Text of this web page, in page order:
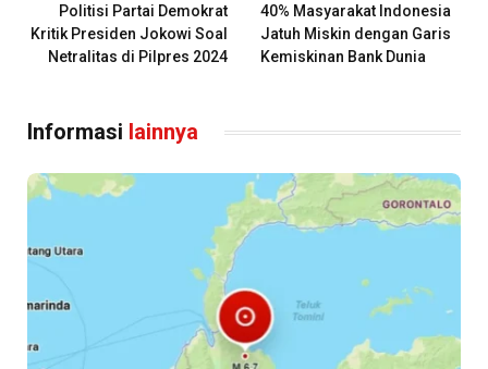
Politisi Partai Demokrat
Kritik Presiden Jokowi Soal
Netralitas di Pilpres 2024
40% Masyarakat Indonesia
Jatuh Miskin dengan Garis
Kemiskinan Bank Dunia
Informasi lainnya